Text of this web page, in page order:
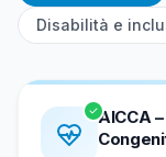
Disabilità e
AICCA